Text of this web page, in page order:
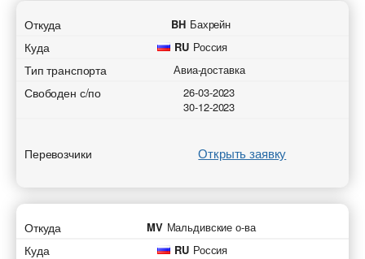
Откуда BH Бахрейн
Куда RU Россия
Тип транспорта Авиа-доставка
Свободен с/по
26-03-2023
30-12-2023
Перевозчики Открыть заявку
Откуда MV Мальдивские о-ва
Куда RU Россия